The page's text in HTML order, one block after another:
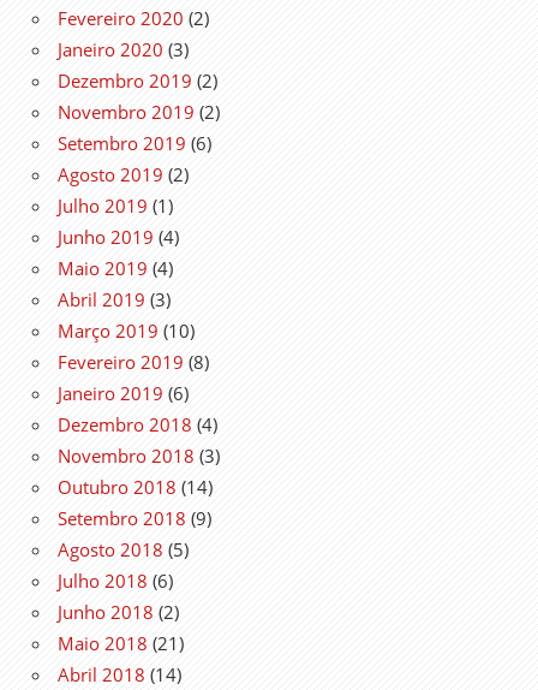
Fevereiro 2020 (2)
Janeiro 2020 (3)
Dezembro 2019 (2)
Novembro 2019 (2)
Setembro 2019 (6)
Agosto 2019 (2)
Julho 2019 (1)
Junho 2019 (4)
Maio 2019 (4)
Abril 2019 (3)
Março 2019 (10)
Fevereiro 2019 (8)
Janeiro 2019 (6)
Dezembro 2018 (4)
Novembro 2018 (3)
Outubro 2018 (14)
Setembro 2018 (9)
Agosto 2018 (5)
Julho 2018 (6)
Junho 2018 (2)
Maio 2018 (21)
Abril 2018 (14)